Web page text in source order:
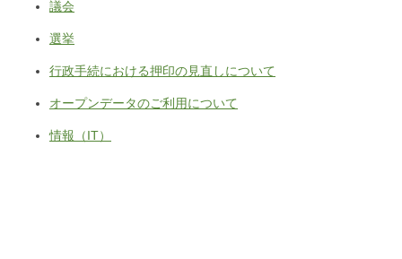
議会
選挙
行政手続における押印の見直しについて
オープンデータのご利用について
情報（IT）